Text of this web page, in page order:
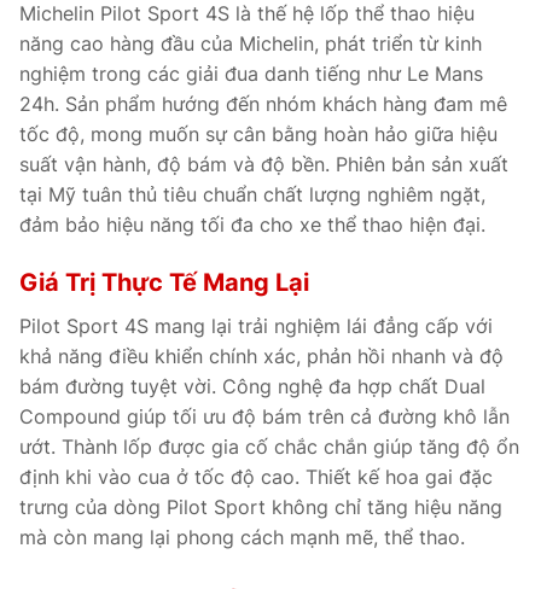
Michelin Pilot Sport 4S là thế hệ lốp thể thao hiệu
năng cao hàng đầu của Michelin, phát triển từ kinh
nghiệm trong các giải đua danh tiếng như Le Mans
24h. Sản phẩm hướng đến nhóm khách hàng đam mê
tốc độ, mong muốn sự cân bằng hoàn hảo giữa hiệu
suất vận hành, độ bám và độ bền. Phiên bản sản xuất
tại Mỹ tuân thủ tiêu chuẩn chất lượng nghiêm ngặt,
đảm bảo hiệu năng tối đa cho xe thể thao hiện đại.
Giá Trị Thực Tế Mang Lại
Pilot Sport 4S mang lại trải nghiệm lái đẳng cấp với
khả năng điều khiển chính xác, phản hồi nhanh và độ
bám đường tuyệt vời. Công nghệ đa hợp chất Dual
Compound giúp tối ưu độ bám trên cả đường khô lẫn
ướt. Thành lốp được gia cố chắc chắn giúp tăng độ ổn
định khi vào cua ở tốc độ cao. Thiết kế hoa gai đặc
trưng của dòng Pilot Sport không chỉ tăng hiệu năng
mà còn mang lại phong cách mạnh mẽ, thể thao.